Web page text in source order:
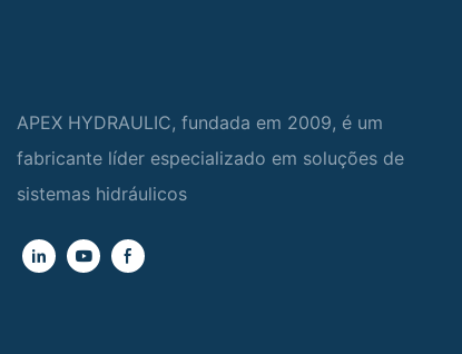
APEX HYDRAULIC, fundada em 2009, é um
fabricante líder especializado em soluções de
sistemas hidráulicos